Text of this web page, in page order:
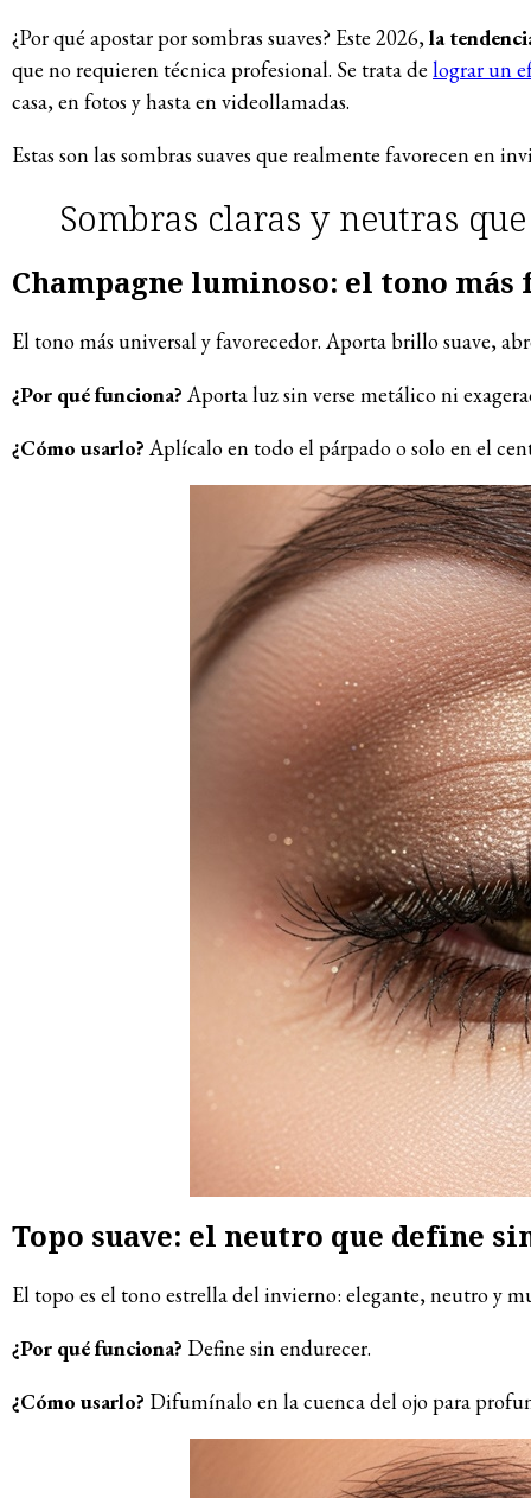
¿Por qué apostar por sombras suaves? Este 2026,la
que no requieren técnica profesional. Se trata de lograr un
casa, en fotos y hasta en videollamadas.
Estas son las sombras suaves que realmente favorecen en
Sombras claras y neutras
Champagne luminoso: el tono
El tono más universal y favorecedor. Aporta brillo suave,
¿Por qué funciona? Aporta luz sin verse metálico ni
¿Cómo usarlo? Aplícalo en todo el párpado o solo en el
Topo suave: el neutro que define
El topo es el tono estrella del invierno: elegante, neutro y
¿Por qué funciona? Define sin endurecer.
¿Cómo usarlo? Difumínalo en la cuenca del ojo para